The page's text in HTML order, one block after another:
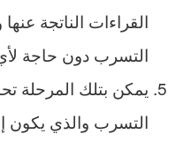
القراءات الناتجة
التسرب دون حاجة
يمكن بتلك المرحلة
التسرب والذي يكون